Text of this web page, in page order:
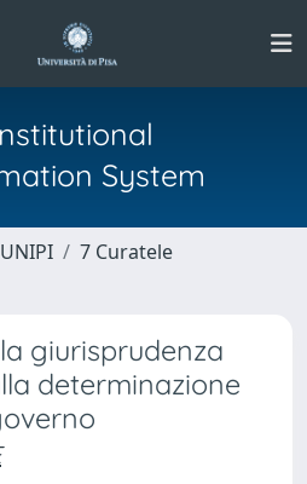
System
7 Curatele
giurisprudenza
determinazione